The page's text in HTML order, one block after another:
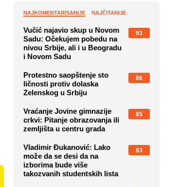
NAJKOMENTARISANIJE NAJČITANIJE
Vučić najavio skup u Novom
Sadu: Očekujem pobedu na
nivou Srbije, ali i u Beogradu
i Novom Sadu
93
Protestno saopštenje sto
ličnosti protiv dolaska
Zelenskog u Srbiju
86
Vraćanje Jovine gimnazije
crkvi: Pitanje obrazovanja ili
zemljišta u centru grada
85
Vladimir Đukanović: Lako
može da se desi da na
izborima bude više
takozvanih studentskih lista
83